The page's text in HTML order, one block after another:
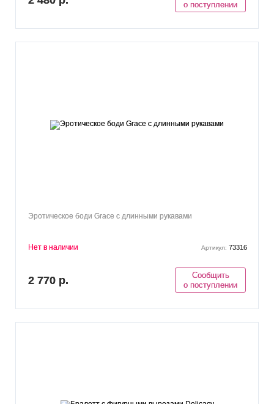
о поступлении
Эротическое боди Grace с длинными рукавами
Нет в наличии Артикул: 73316
2 770 р.
Сообщить
о поступлении